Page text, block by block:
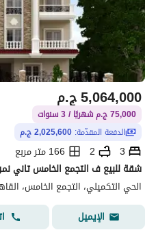
ج.م5,064,000
75,000 ج.م شهريًا / 3 سنوات
الدفعة المقدّمة: 2,025,600 ج.م
3
2
166 متر مربع
شقة للبيع ف التجمع الخامس تاني
الحي التكميلي، التجمع الخامس،
الإيميل